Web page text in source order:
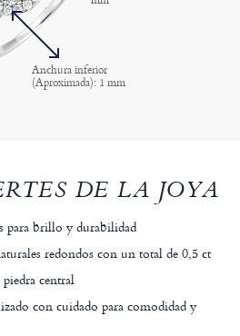
Anchura inferior
(Aproximada): 1 mm
DE LA JOYA
para brillo y durabilidad
redondos con un total de 0,5 ct
central
con cuidado para comodidad y